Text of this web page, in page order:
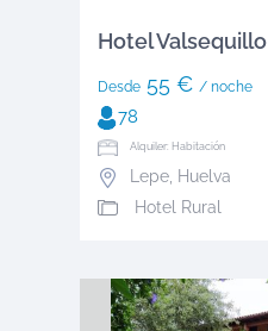
Hotel Valsequillo
Desde55 € / noche
78
Alquiler: Habitación
Lepe, Huelva
Hotel Rural